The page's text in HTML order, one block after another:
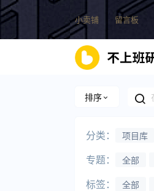
小卖铺 留言板
排序
分类： 项目库
专题： 全部
标签： 全部